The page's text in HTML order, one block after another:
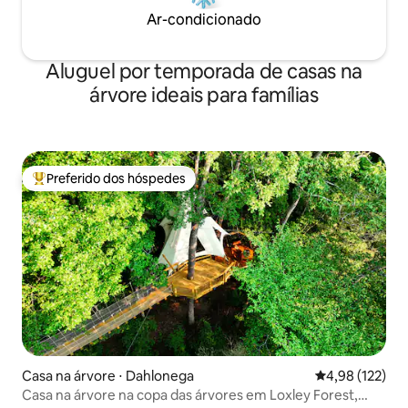
Ar-condicionado
Aluguel por temporada de casas na
árvore ideais para famílias
Entre os melhores preferidos dos hóspedes
Preferido dos hóspedes
Casa na árvore ⋅ Dahlonega 4,98 de uma
4,98 (122)
Casa na árvore na copa das árvores em Loxley Forest,